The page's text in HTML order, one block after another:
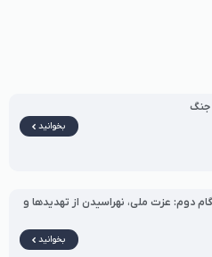
بخوانید
عزت ملی، نهراسیدن از تهدیدها و
بخوانید